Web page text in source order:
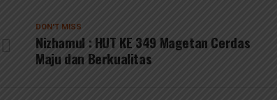
DON'T MISS
Nizhamul : HUT KE 349 Magetan Cerdas
Maju dan Berkualitas